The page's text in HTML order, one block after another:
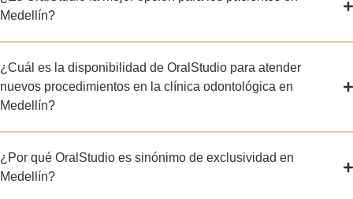
Medellín?
¿Cuál es la disponibilidad de OralStudio para atender
nuevos procedimientos en la clínica odontológica en
Medellín?
¿Por qué OralStudio es sinónimo de exclusividad en
Medellín?